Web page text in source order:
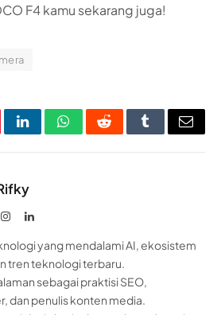
F4 kamu sekarang juga!
LinkedInWhatsAppRedditTumblrEmail
InstagramLinkedIn
yang mendalami AI, ekosistem
tren teknologi terbaru.
sebagai praktisi SEO,
dan penulis konten media.